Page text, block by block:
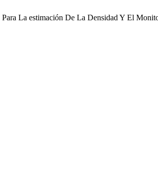
La estimación De La Densidad Y El